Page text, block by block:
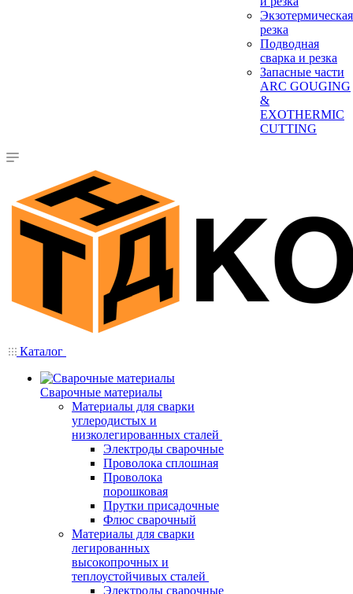
Экзотермическая
резка
Подводная
сварка и резка
Запасные части
ARC GOUGING
&
EXOTHERMIC
CUTTING
Каталог
Сварочные материалы
Материалы для сварки
углеродистых и
низколегированных сталей
Электроды сварочные
Проволока сплошная
Проволока
порошковая
Прутки присадочные
Флюс сварочный
Материалы для сварки
легированных
высокопрочных и
теплоустойчивых сталей
Электроды сварочные